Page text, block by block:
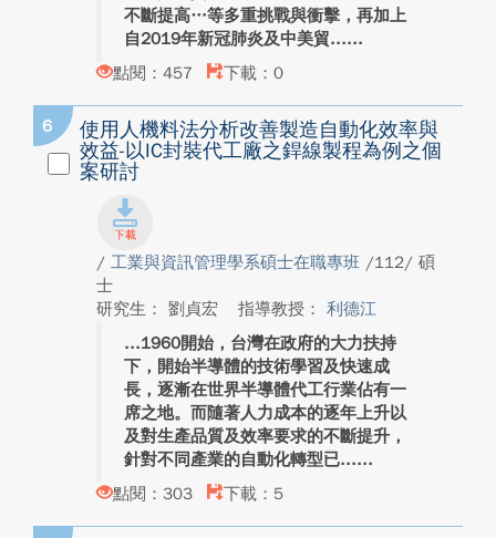
不斷提高…等多重挑戰與衝擊，再加上
自2019年新冠肺炎及中美貿...
點閱：457
下載：0
6
使用人機料法分析改善製造自動化效率與
效益-以IC封裝代工廠之銲線製程為例之個
案研討
/ 工業與資訊管理學系碩士在職專班 /112/ 碩
士
研究生： 劉貞宏
指導教授： 利德江
1960開始，台灣在政府的大力扶持
下，開始半導體的技術學習及快速成
長，逐漸在世界半導體代工行業佔有一
席之地。而隨著人力成本的逐年上升以
及對生產品質及效率要求的不斷提升，
針對不同產業的自動化轉型已...
點閱：303
下載：5